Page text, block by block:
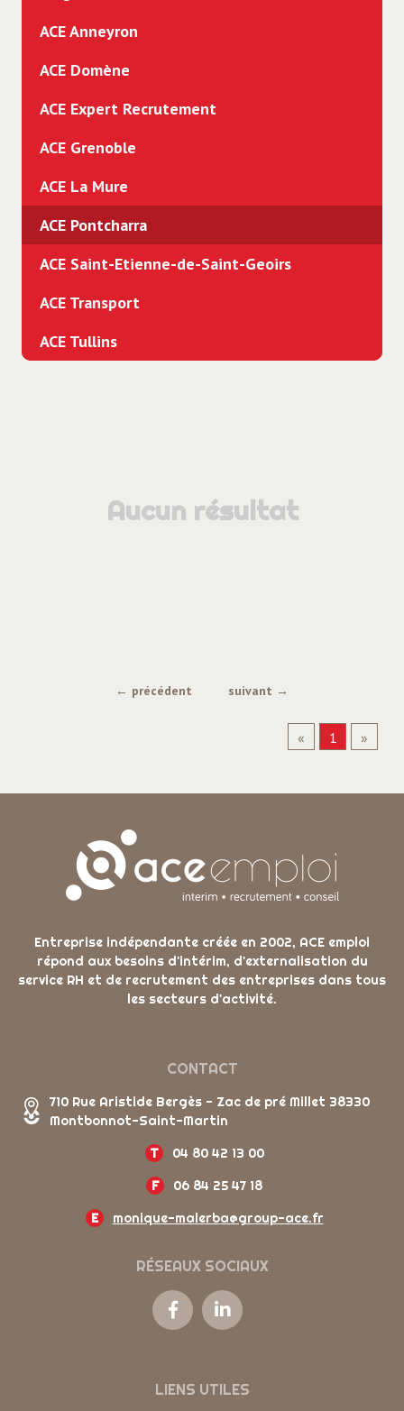
Aucun résultat
ACE Anneyron
ACE Domène
ACE Expert Recrutement
ACE Grenoble
ACE La Mure
ACE Pontcharra
ACE Saint-Etienne-de-Saint-Geoirs
ACE Transport
ACE Tullins
← précédent suivant →
« 1 »
Entreprise indépendante créée en 2002, ACE emploi
répond aux besoins d'intérim, d'externalisation du
service RH et de recrutement des entreprises dans tous
les secteurs d'activité.
CONTACT
710 Rue Aristide Bergès - Zac de pré Millet 38330
Montbonnot-Saint-Martin
T
04 80 42 13 00
F
06 84 25 47 18
E
monique-malerba@group-ace.fr
RÉSEAUX SOCIAUX
LIENS UTILES